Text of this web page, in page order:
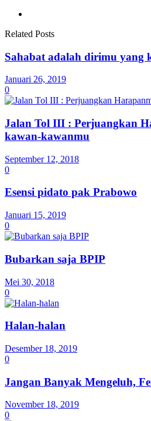
Related Posts
Sahabat adalah dirimu yang
Januari 26, 2019
0
Jalan Tol III : Perjuangkan
kawan-kawanmu
September 12, 2018
0
Esensi pidato pak Prabowo
Januari 15, 2019
0
Bubarkan saja BPIP
Mei 30, 2018
0
Halan-halan
Desember 18, 2019
0
Jangan Banyak Mengeluh,
November 18, 2019
0